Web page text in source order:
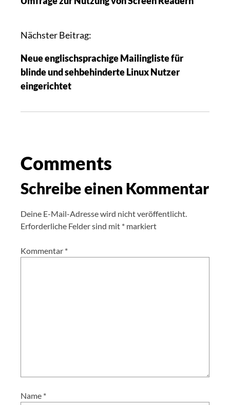
Nächster Beitrag:
Neue englischsprachige Mailingliste für
blinde und sehbehinderte Linux Nutzer
eingerichtet
Comments
Schreibe einen Kommentar
Deine E-Mail-Adresse wird nicht veröffentlicht.
Erforderliche Felder sind mit * markiert
Kommentar *
Name *